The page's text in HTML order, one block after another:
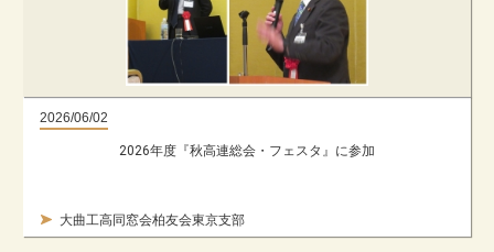
2026/06/02
大曲工高同窓会柏友会東京支部
2026年度『秋高連総会・フェスタ』に参加